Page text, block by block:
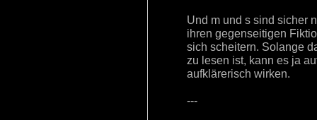
Und m und s sind sicher
ihren gegenseitigen
sich scheitern. Solange
zu lesen ist, kann es ja
aufklärerisch wirken.
---